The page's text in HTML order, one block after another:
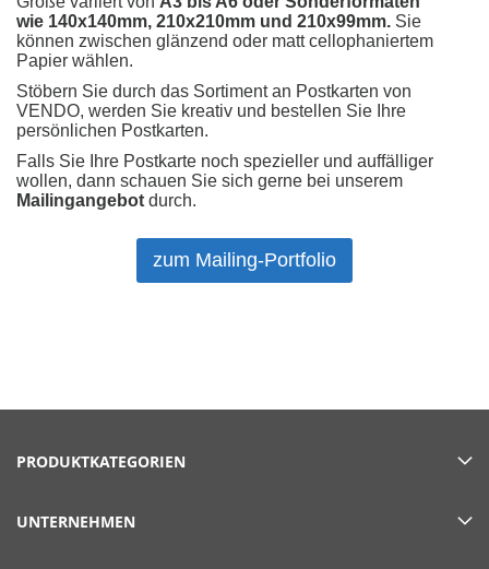
wie 140x140mm, 210x210mm und 210x99mm. Sie
können zwischen glänzend oder matt cellophaniertem
Papier wählen.
Stöbern Sie durch das Sortiment an Postkarten von
VENDO, werden Sie kreativ und bestellen Sie Ihre
persönlichen Postkarten.
Falls Sie Ihre Postkarte noch spezieller und auffälliger
wollen, dann schauen Sie sich gerne bei unserem
Mailingangebot durch.
zum Mailing-Portfolio
PRODUKTKATEGORIEN
UNTERNEHMEN